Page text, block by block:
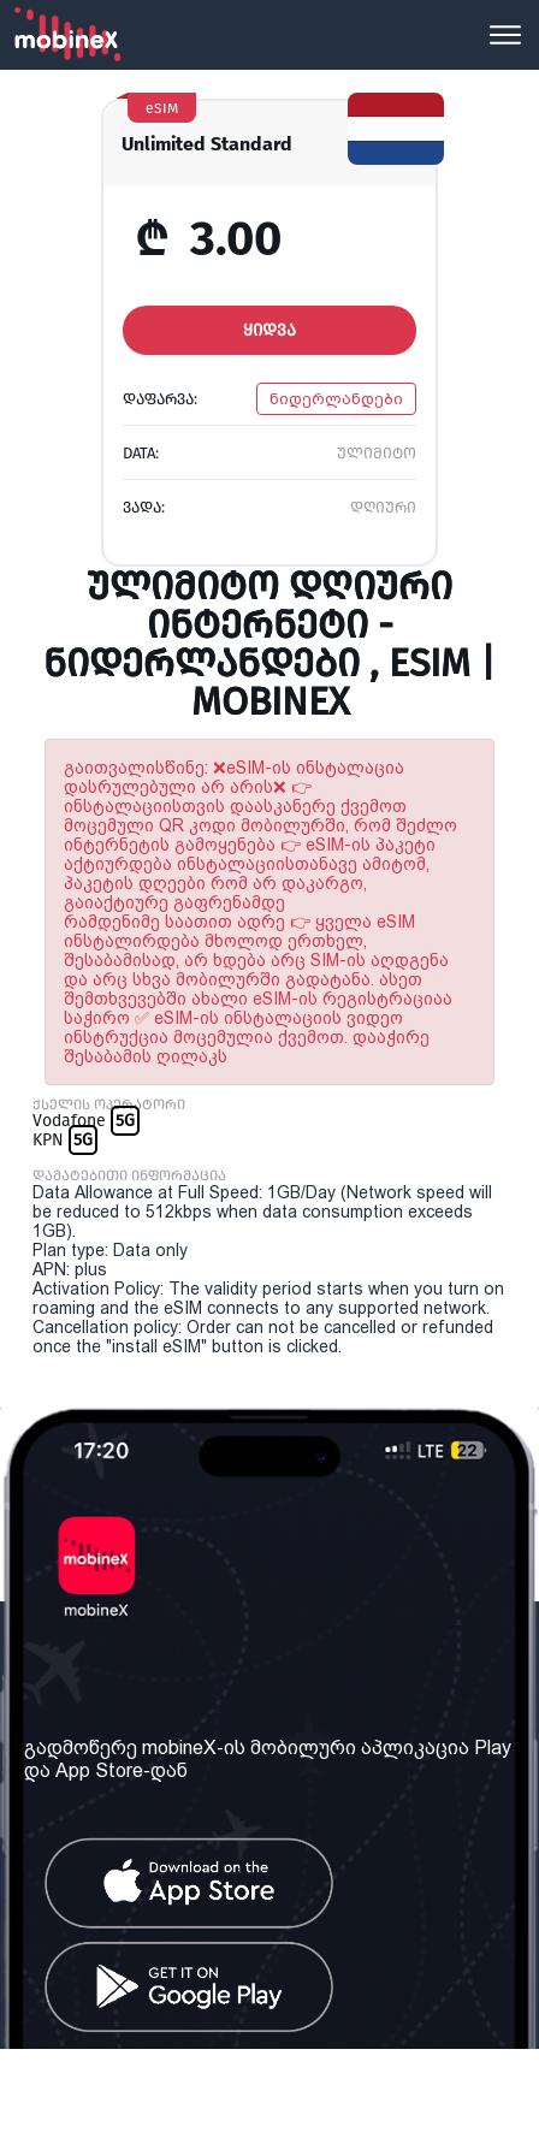
Unlimited Standard
eSIM
₾ 3.00
ᲧᲘᲓᲕᲐ
ᲓᲐᲤᲐᲠᲕᲐ: ნიდერლანდები
DATA: ულიმიტო
ᲕᲐᲓᲐ: დღიური
ᲣᲚᲘᲛᲘᲢᲝ ᲓᲦᲘᲣᲠᲘ
ᲘᲜᲢᲔᲠᲜᲔᲢᲘ -
ᲜᲘᲓᲔᲠᲚᲐᲜᲓᲔᲑᲘ , ESIM |
MOBINEX
გაითვალისწინე: ❌eSIM-ის ინსტალაცია
დასრულებული არ არის❌ 👉
ინსტალაციისთვის დაასკანერე ქვემოთ
მოცემული QR კოდი მობილურში, რომ შეძლო
ინტერნეტის გამოყენება 👉 eSIM-ის პაკეტი
აქტიურდება ინსტალაციისთანავე ამიტომ,
პაკეტის დღეები რომ არ დაკარგო,
გაიაქტიურე გაფრენამდე
რამდენიმე საათით ადრე 👉 ყველა eSIM
ინსტალირდება მხოლოდ ერთხელ,
შესაბამისად, არ ხდება არც SIM-ის აღდგენა
და არც სხვა მობილურში გადატანა. ასეთ
შემთხვევებში ახალი eSIM-ის რეგისტრაციაა
საჭირო ✅ eSIM-ის ინსტალაციის ვიდეო
ინსტრუქცია მოცემულია ქვემოთ. დააჭირე
შესაბამის ღილაკს
ქსელის ოპერატორი
Vodafone 5G
KPN 5G
დამატებითი ინფორმაცია
Data Allowance at Full Speed: 1GB/Day (Network speed will
be reduced to 512kbps when data consumption exceeds
1GB).
Plan type: Data only
APN: plus
Activation Policy: The validity period starts when you turn on
roaming and the eSIM connects to any supported network.
Cancellation policy: Order can not be cancelled or refunded
once the "install eSIM" button is clicked.
ჩვენ შესახებ
ჩვენი სერვისები
წესები და პირობები
კითხვები
კონტაქტი
საქართველო: თბილისი
ტელ: 032 2 04 00 50
ელ. ფოსტა:
info@mobinex.ge
სოციალური ქსელი
გადმოწერე mobineX-ის მობილური აპლიკაცია Play
და App Store-დან